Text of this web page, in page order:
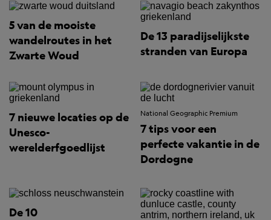
5 van de mooiste
wandelroutes in het
Zwarte Woud
De 13 paradijselijkste
stranden van Europa
7 nieuwe locaties op de
Unesco-
werelderfgoedlijst
National Geographic Premium
7 tips voor een
perfecte vakantie in de
Dordogne
De 10